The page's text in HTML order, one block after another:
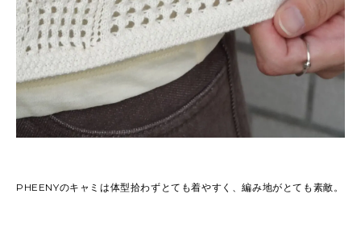
PHEENYのキャミは体型拾わずとても着やすく、編み地がとても素敵。